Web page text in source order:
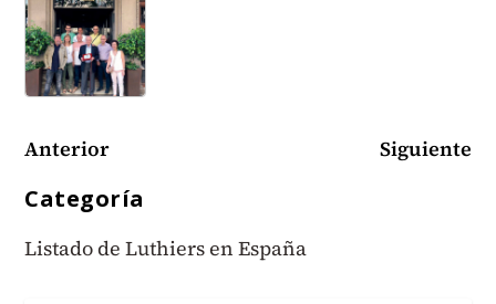
Anterior Siguiente
Categoría
Listado de Luthiers en España